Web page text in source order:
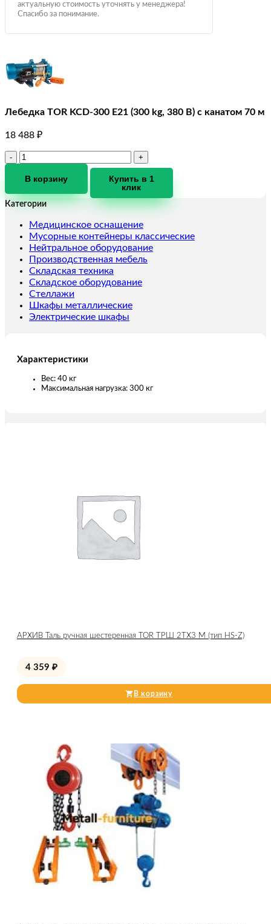
актуальную стоимость уточнять у менеджера!
Спасибо за понимание.
Лебедка TOR KCD-300 E21 (300 kg, 380 В) с канатом 70 м
18 488 ₽
Количество
Лебедка
KCD-
E21
(300
kg,
380
В)
с
канатом
70
м
В корзину
Купить в 1
клик
Категории
Медицинское оснащение
Мусорные контейнеры классические
Нейтральное оборудование
Производственная мебель
Складская техника
Складское оборудование
Стеллажи
Шкафы металлические
Электрические шкафы
Характеристики
Вес: 40 кг
Максимальная нагрузка: 300 кг
АРХИВ Таль ручная шестеренная TOR ТРШ 2ТХ3 М (тип HS-Z)
4 359 ₽
В корзину